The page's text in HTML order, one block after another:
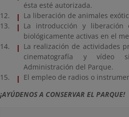
ésta esté autorizada.
La liberación de animales
La introducción y liberación
biológicamente activas en el
La realización de actividades
cinematografía y vídeo
Administración del Parque.
El empleo de radios o
¡AYÚDENOS A CONSERVAR EL PARQUE!